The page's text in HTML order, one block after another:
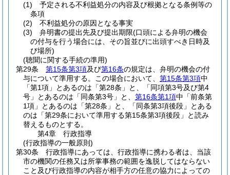
(1)
予定される不利益処分の内容及び根拠となる条例等の
条項
(2)
不利益処分の原因となる事実
(3)
弁明書の提出先及び提出期限(口頭による弁明の機会
の付与を行う場合には、その旨並びに出頭すべき日時及
び場所)
(聴聞に関する手続の準用)
第29条
第15条第3項及び第16条の規定は、弁明の機会の付
与について準用する。
この場合において、 第15条第3項中
「第1項」とあるのは「第28条」と、「同項第3号及び第4
号」とあるのは「同条第3号」と、 第16条第1項中「前条第
1項」とあるのは「第28条」と、「同条第3項後段」とある
のは「第29条において準用する第15条第3項後段」と読み
替えるものとする。
第4章
行政指導
(行政指導の一般原則)
第30条
行政指導にあっては、行政指導に携わる者は、当該
市の機関の任務又は所掌事務の範囲を逸脱してはならない
こと及び行政指導の内容が相手方の任意の協力によっての